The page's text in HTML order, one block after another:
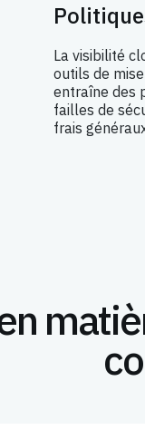
La visibilité
outils de
entraîne des
failles de
frais